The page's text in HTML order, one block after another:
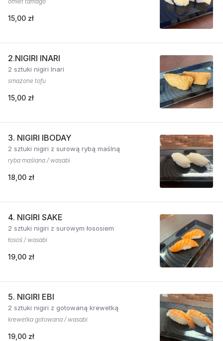
15,00 zł
2.NIGIRI INARI
2 sztuki nigiri Inari
smażone tofu
15,00 zł
3. NIGIRI IBODAY
2 sztuki nigiri z surową rybą maślną
ryba maślana / wasabi
18,00 zł
4. NIGIRI SAKE
2 sztuki nigiri z surowym łososiem
łosoś / wasabi
19,00 zł
5. NIGIRI EBI
2 sztuki nigiri z gotowaną krewetką
krewetka gotowana / wasabi
19,00 zł